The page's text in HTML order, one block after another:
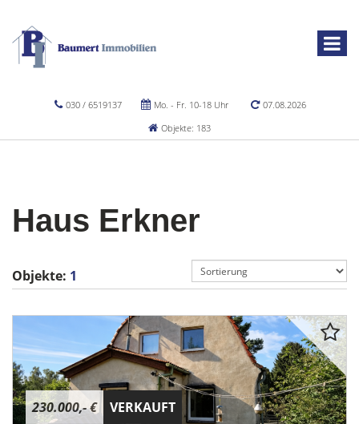
030 / 6519137 Mo. - Fr. 10-18 Uhr
07.08.2026
Objekte: 183
Haus Erkner
Objekte: 1
230.000,- € VERKAUFT